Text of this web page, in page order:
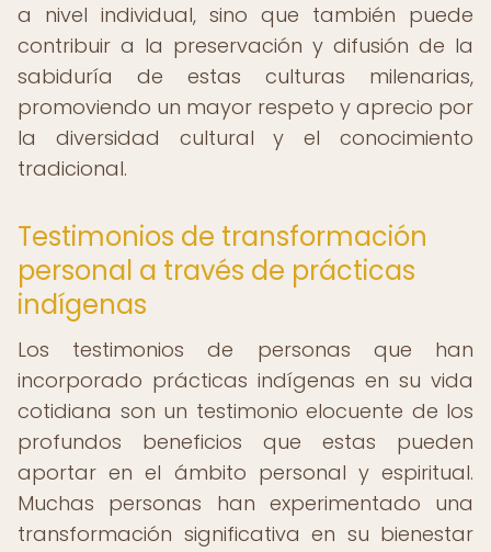
a nivel individual, sino que también puede
contribuir a la preservación y difusión de la
sabiduría de estas culturas milenarias,
promoviendo un mayor respeto y aprecio por
la diversidad cultural y el conocimiento
tradicional.
Testimonios de transformación
personal a través de prácticas
indígenas
Los testimonios de personas que han
incorporado prácticas indígenas en su vida
cotidiana son un testimonio elocuente de los
profundos beneficios que estas pueden
aportar en el ámbito personal y espiritual.
Muchas personas han experimentado una
transformación significativa en su bienestar